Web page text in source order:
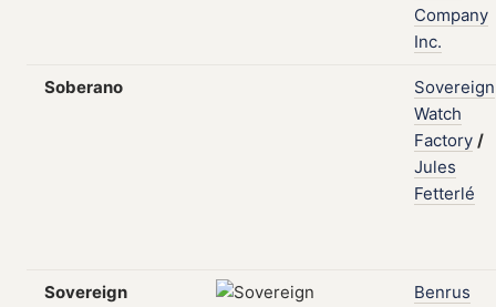
Company
Inc.
Soberano
Sovereign
Watch
Factory /
Jules
Fetterlé
Sovereign
Benrus